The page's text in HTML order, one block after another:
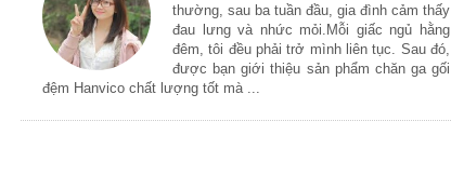
thường, sau ba tuần đầu, gia đình cảm thấy
đau lưng và nhức mỏi.Mỗi giấc ngủ hằng
đêm, tôi đều phải trở mình liên tục. Sau đó,
được bạn giới thiệu sản phẩm chăn ga gối
đệm Hanvico chất lượng tốt mà ...